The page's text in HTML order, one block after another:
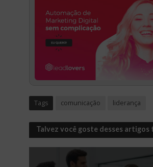
Tags comunicação liderança
Talvez você goste desses artigos